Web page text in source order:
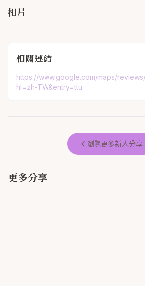
相片
相關連結
https://www.google.com/maps/reviews/
hl=zh-TW&entry=ttu
瀏覽更多新人分享
更多分享
大推拍拍印！
拍拍印就可以代替新娘，把溫度給